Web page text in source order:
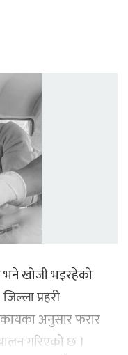
भने खोजी भइरहेको
प्रहरी
अनुसार फरार
गरिएको छ ।